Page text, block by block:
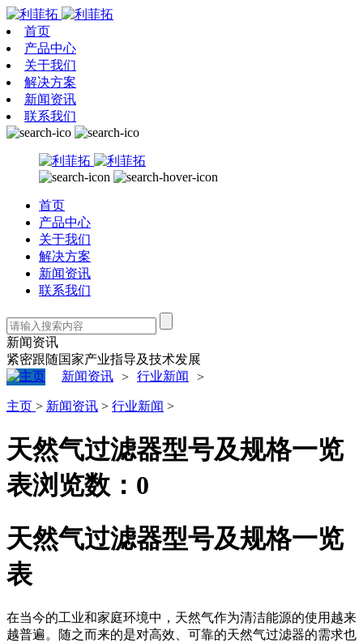
首页
产品中心
关于我们
解决方案
新闻资讯
联系我们
首页
产品中心
关于我们
解决方案
新闻资讯
联系我们
新闻资讯
紧密跟随国家产业指导及技术发展
新闻资讯 > 行业新闻 >
主页 > 新闻资讯 > 行业新闻 >
天然气过滤器型号及规格一览
表浏览数： 0
天然气过滤器型号及规格一览
表
在当今的工业和家庭环境中，天然气作为清洁能源的使用越来
越普遍。随之而来的是对高效、可靠的天然气过滤器的需求也